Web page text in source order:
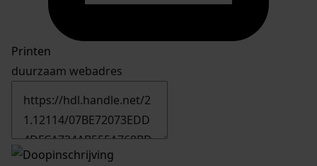
Printen
duurzaam webadres